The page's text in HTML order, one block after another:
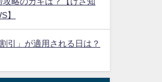
】
引」が適用される日は？